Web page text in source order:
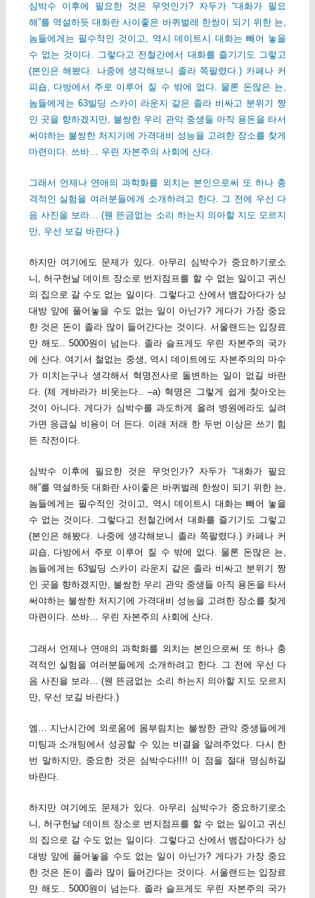
심박수 이후에 필요한 것은 무엇인가? 자두가 “대화가 필요
해”를 역설하듯 대화란 사이좋은 바퀴벌레 한쌍이 되기 위한 뇬,
놈들에게는 필수적인 것이고, 역시 데이트시 대화는 빼어 놓을
수 없는 것이다. 그렇다고 전철간에서 대화를 즐기기도 그렇고
(본인은 해봤다. 나중에 생각해보니 졸라 쪽팔렸다.) 카페나 커
피숍, 다방에서 주로 이루어 질 수 밖에 없다. 물론 돈많은 뇬,
놈들에게는 63빌딩 스카이 라운지 같은 졸라 비싸고 분위기 짱
인 곳을 향하겠지만, 불쌍한 우리 관악 중생들 아직 용돈을 타서
써야하는 불쌍한 처지기에 가격대비 성능을 고려한 장소를 찾게
마련이다. 쓰바… 우린 자본주의 사회에 산다.
그래서 언제나 연애의 과학화를 외치는 본인으로써 또 하나 충
격적인 실험을 여러분들에게 소개하려고 한다. 그 전에 우선 다
음 사진을 보라… (웬 뜬금없는 소리 하는지 의아할 지도 모르지
만, 우선 보길 바란다.)
하지만 여기에도 문제가 있다. 아무리 심박수가 중요하기로소
니, 허구헌날 데이트 장소로 번지점프를 할 수 없는 일이고 귀신
의 집으로 갈 수도 없는 일이다. 그렇다고 산에서 뱀잡아다가 상
대방 앞에 풀어놓을 수도 없는 일이 아닌가? 게다가 가장 중요
한 것은 돈이 졸라 많이 들어간다는 것이다. 서울랜드는 입장료
만 해도.. 5000원이 넘는다. 졸라 슬프게도 우린 자본주의 국가
에 산다. 여기서 철없는 중생, 역시 데이트에도 자본주의의 마수
가 미치는구나 생각해서 혁명전사로 돌변하는 일이 없길 바란
다. (체 게바라가 비웃는다.. –a) 혁명은 그렇게 쉽게 찾아오는
것이 아니다. 게다가 심박수를 과도하게 올려 병원에라도 실려
가면 응급실 비용이 더 든다. 이래 저래 한 두번 이상은 쓰기 힘
든 작전이다.
심박수 이후에 필요한 것은 무엇인가? 자두가 “대화가 필요
해”를 역설하듯 대화란 사이좋은 바퀴벌레 한쌍이 되기 위한 뇬,
놈들에게는 필수적인 것이고, 역시 데이트시 대화는 빼어 놓을
수 없는 것이다. 그렇다고 전철간에서 대화를 즐기기도 그렇고
(본인은 해봤다. 나중에 생각해보니 졸라 쪽팔렸다.) 카페나 커
피숍, 다방에서 주로 이루어 질 수 밖에 없다. 물론 돈많은 뇬,
놈들에게는 63빌딩 스카이 라운지 같은 졸라 비싸고 분위기 짱
인 곳을 향하겠지만, 불쌍한 우리 관악 중생들 아직 용돈을 타서
써야하는 불쌍한 처지기에 가격대비 성능을 고려한 장소를 찾게
마련이다. 쓰바… 우린 자본주의 사회에 산다.
그래서 언제나 연애의 과학화를 외치는 본인으로써 또 하나 충
격적인 실험을 여러분들에게 소개하려고 한다. 그 전에 우선 다
음 사진을 보라… (웬 뜬금없는 소리 하는지 의아할 지도 모르지
만, 우선 보길 바란다.)
엠… 지난시간에 외로움에 몸부림치는 불쌍한 관악 중생들에게
미팅과 소개팅에서 성공할 수 있는 비결을 알려주었다. 다시 한
번 말하지만, 중요한 것은 심박수다!!!! 이 점을 절대 명심하길
바란다.
하지만 여기에도 문제가 있다. 아무리 심박수가 중요하기로소
니, 허구헌날 데이트 장소로 번지점프를 할 수 없는 일이고 귀신
의 집으로 갈 수도 없는 일이다. 그렇다고 산에서 뱀잡아다가 상
대방 앞에 풀어놓을 수도 없는 일이 아닌가? 게다가 가장 중요
한 것은 돈이 졸라 많이 들어간다는 것이다. 서울랜드는 입장료
만 해도.. 5000원이 넘는다. 졸라 슬프게도 우린 자본주의 국가